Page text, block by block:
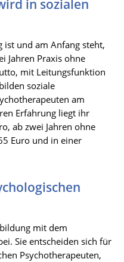
in sozialen
und am Anfang steht,
Jahren Praxis ohne
mit Leitungsfunktion
soziale
am
Erfahrung liegt ihr
ab zwei Jahren ohne
Euro und in einer
mit dem
Sie entscheiden sich für
Psychotherapeuten,